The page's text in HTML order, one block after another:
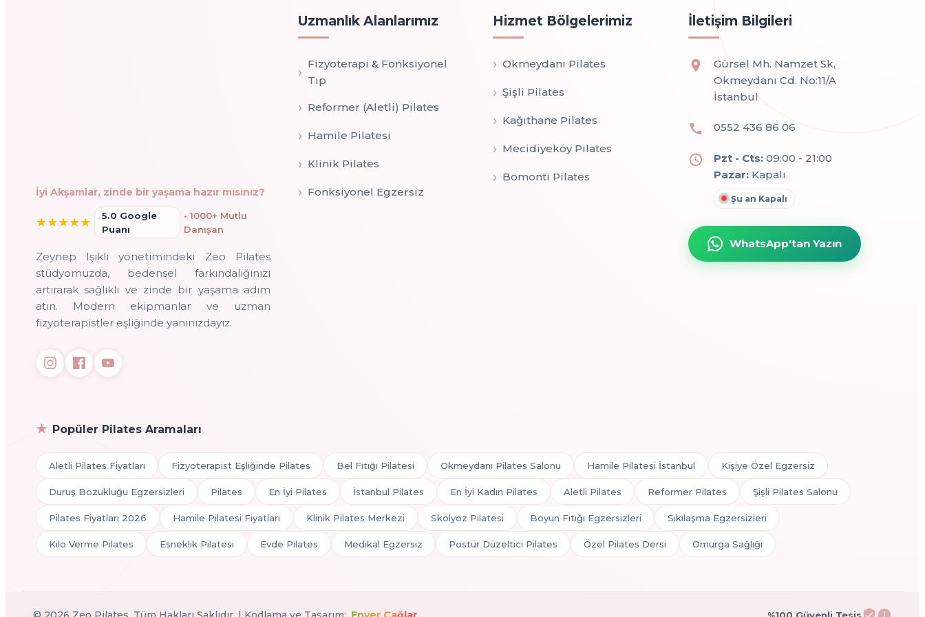
İyi Akşamlar, zinde bir yaşama hazır mısınız?
★★★★★
5.0 Google
Puanı
• 1000+ Mutlu
Danışan
Zeynep Işıklı yönetimindeki Zeo Pilates
stüdyomuzda, bedensel farkındalığınızı
artırarak sağlıklı ve zinde bir yaşama adım
atın. Modern ekipmanlar ve uzman
fizyoterapistler eşliğinde yanınızdayız.
Uzmanlık Alanlarımız
Fizyoterapi & Fonksiyonel
Tıp
Reformer (Aletli) Pilates
Hamile Pilatesi
Klinik Pilates
Fonksiyonel Egzersiz
Hizmet Bölgelerimiz
Okmeydanı Pilates
Şişli Pilates
Kağıthane Pilates
Mecidiyeköy Pilates
Bomonti Pilates
İletişim Bilgileri
Gürsel Mh. Namzet Sk,
Okmeydanı Cd. No:11/A
İstanbul
0552 436 86 06
Pzt - Cts:09:00 - 21:00
Pazar:Kapalı
Şu an Kapalı
WhatsApp'tan Yazın
Popüler Pilates Aramaları
Aletli Pilates Fiyatları Fizyoterapist Eşliğinde Pilates Bel Fıtığı Pilatesi Okmeydanı Pilates Salonu Hamile Pilatesi İstanbul Kişiye Özel Egzersiz
Duruş Bozukluğu Egzersizleri Pilates En İyi Pilates İstanbul Pilates En İyi Kadın Pilates Aletli Pilates Reformer Pilates Şişli Pilates Salonu
Pilates Fiyatları 2026 Hamile Pilatesi Fiyatları Klinik Pilates Merkezi Skolyoz Pilatesi Boyun Fıtığı Egzersizleri Sıkılaşma Egzersizleri
Kilo Verme Pilates Esneklik Pilatesi Evde Pilates Medikal Egzersiz Postür Düzeltici Pilates Özel Pilates Dersi Omurga Sağlığı